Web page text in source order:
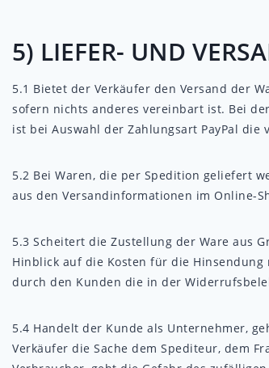
5) LIEFER- UND
5.1 Bietet der Verkäufer den Versand der
sofern nichts anderes vereinbart ist. Bei
ist bei Auswahl der Zahlungsart PayPal
5.2 Bei Waren, die per Spedition geliefert
aus den Versandinformationen im Online-
5.3 Scheitert die Zustellung der Ware aus
Hinblick auf die Kosten für die
durch den Kunden die in der
5.4 Handelt der Kunde als Unternehmer,
Verkäufer die Sache dem Spediteur, dem